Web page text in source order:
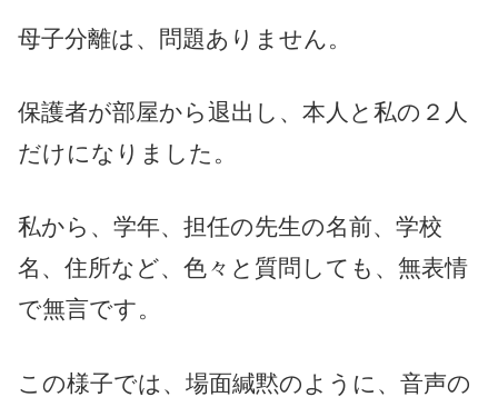
母子分離は、問題ありません。
保護者が部屋から退出し、本人と私の２人
だけになりました。
私から、学年、担任の先生の名前、学校
名、住所など、色々と質問しても、無表情
で無言です。
この様子では、場面緘黙のように、音声の